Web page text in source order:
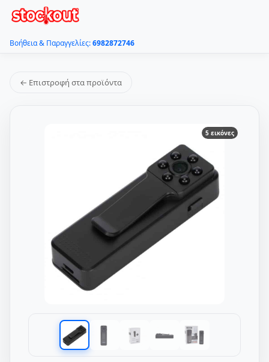
Βοήθεια & Παραγγελίες:6982872746
← Επιστροφή στα προϊόντα
5 εικόνες